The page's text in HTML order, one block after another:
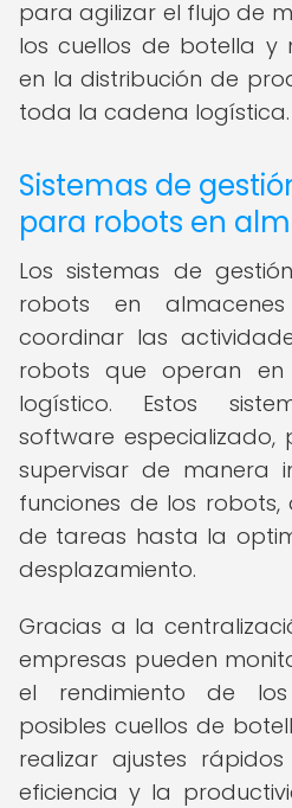
para agilizar el flujo de
los cuellos de botella y
en la distribución de
toda la cadena logística.
Sistemas de
para robots en
Los sistemas de
robots en
coordinar las
robots que operan
logístico. Estos
software especializado,
supervisar de manera
funciones de los
de tareas hasta la
desplazamiento.
Gracias a la
empresas pueden
el rendimiento de
posibles cuellos de
realizar ajustes
eficiencia y la